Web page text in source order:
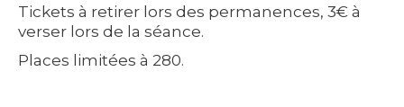
Tickets à retirer lors des permanences, 3€ à
verser lors de la séance.
Places limitées à 280.